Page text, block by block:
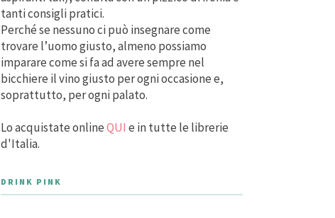
tanti consigli pratici.
Perché se nessuno ci può insegnare come
trovare l’uomo giusto, almeno possiamo
imparare come si fa ad avere sempre nel
bicchiere il vino giusto per ogni occasione e,
soprattutto, per ogni palato.
Lo acquistate onlineQUI e in tutte le librerie
d'Italia.
DRINK PINK